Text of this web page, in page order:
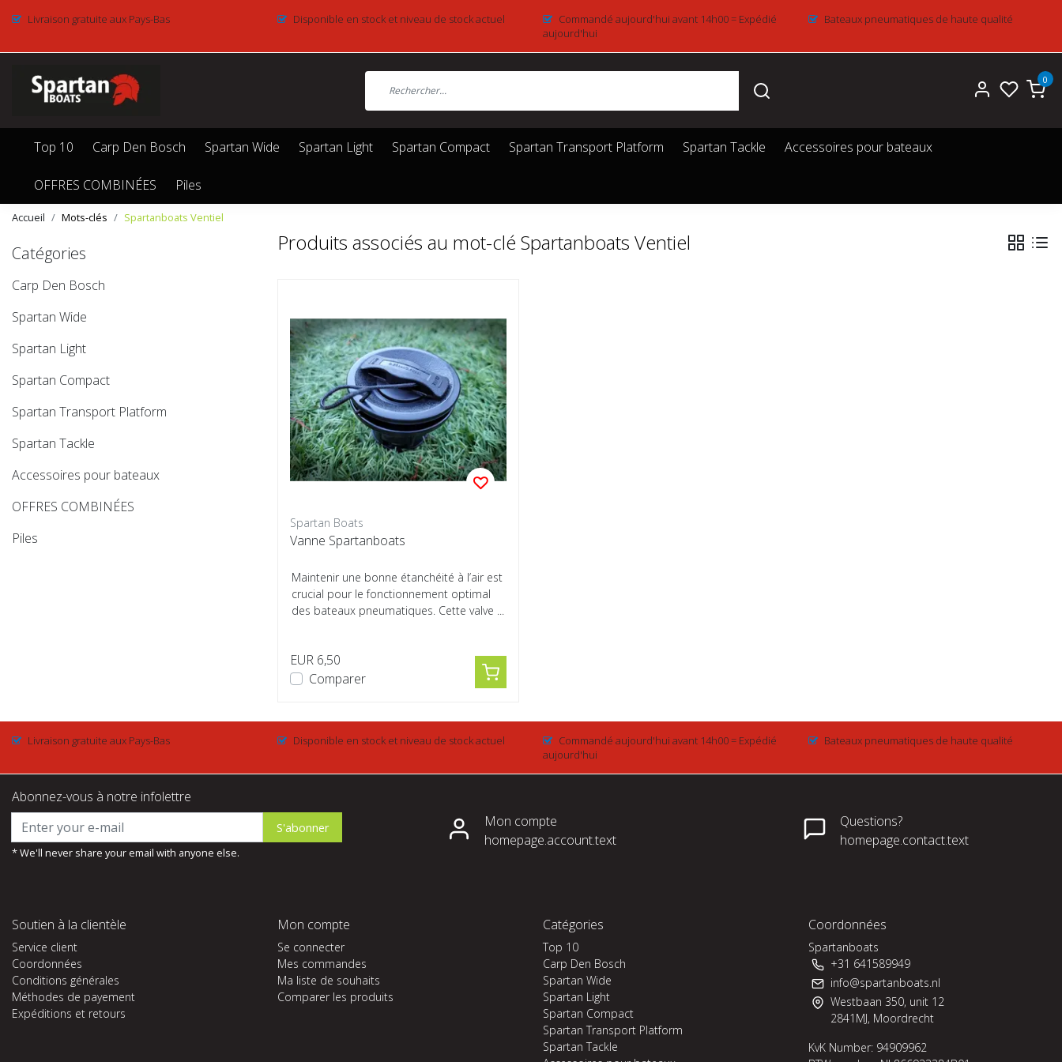
Livraison gratuite aux Pays-Bas Disponible en stock et niveau de stock actuel
Commandé aujourd'hui avant 14h00 = Expédié
aujourd'hui
Bateaux pneumatiques de haute qualité
0
Top 10 Carp Den Bosch Spartan Wide Spartan Light Spartan Compact Spartan Transport Platform Spartan Tackle Accessoires pour bateaux
OFFRES COMBINÉES Piles
Accueil Mots-clés Spartanboats Ventiel
Catégories
Carp Den Bosch
Spartan Wide
Spartan Light
Spartan Compact
Spartan Transport Platform
Spartan Tackle
Accessoires pour bateaux
OFFRES COMBINÉES
Piles
Produits associés au mot-clé Spartanboats Ventiel
Spartan Boats
Vanne Spartanboats
Maintenir une bonne étanchéité à l’air est
crucial pour le fonctionnement optimal
des bateaux pneumatiques. Cette valve ...
EUR 6,50
Comparer
Livraison gratuite aux Pays-Bas Disponible en stock et niveau de stock actuel
Commandé aujourd'hui avant 14h00 = Expédié
aujourd'hui
Bateaux pneumatiques de haute qualité
Abonnez-vous à notre infolettre
S'abonner
* We'll never share your email with anyone else.
Mon compte
homepage.account.text
Questions?
homepage.contact.text
Soutien à la clientèle
Service client
Coordonnées
Conditions générales
Méthodes de payement
Expéditions et retours
Mon compte
Se connecter
Mes commandes
Ma liste de souhaits
Comparer les produits
Catégories
Top 10
Carp Den Bosch
Spartan Wide
Spartan Light
Spartan Compact
Spartan Transport Platform
Spartan Tackle
Coordonnées
Spartanboats
+31 641589949
info@spartanboats.nl
Westbaan 350, unit 12
2841MJ, Moordrecht
KvK Number: 94909962